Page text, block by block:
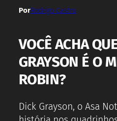
PorRodrigo Castro
VOCÊ ACHA
GRAYSON É O
ROBIN?
Dick Grayson, o Asa